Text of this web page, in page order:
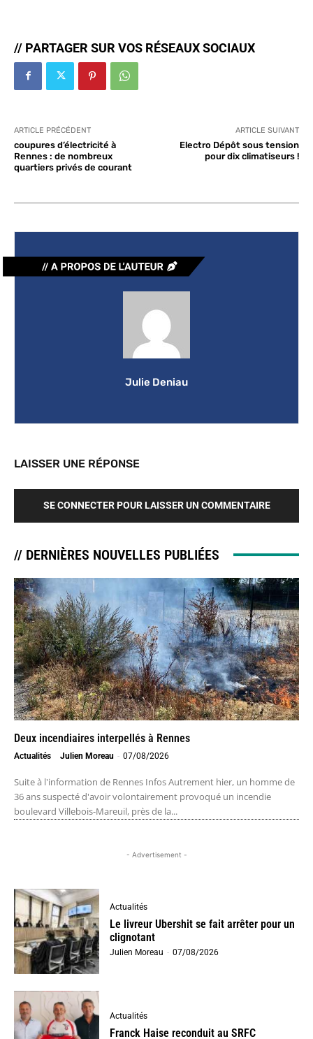
// PARTAGER SUR VOS RÉSEAUX SOCIAUX
ARTICLE PRÉCÉDENT
coupures d’électricité à
Rennes : de nombreux
quartiers privés de courant
ARTICLE SUIVANT
Electro Dépôt sous tension
pour dix climatiseurs !
Julie Deniau
LAISSER UNE RÉPONSE
SE CONNECTER POUR LAISSER UN COMMENTAIRE
// DERNIÈRES NOUVELLES PUBLIÉES
Deux incendiaires interpellés à Rennes
Actualités Julien Moreau - 07/08/2026
Suite à l'information de Rennes Infos Autrement hier, un homme de
36 ans suspecté d'avoir volontairement provoqué un incendie
boulevard Villebois-Mareuil, près de la...
- Advertisement -
Actualités
Le livreur Ubershit se fait arrêter pour un
clignotant
Julien Moreau - 07/08/2026
Actualités
Franck Haise reconduit au SRFC